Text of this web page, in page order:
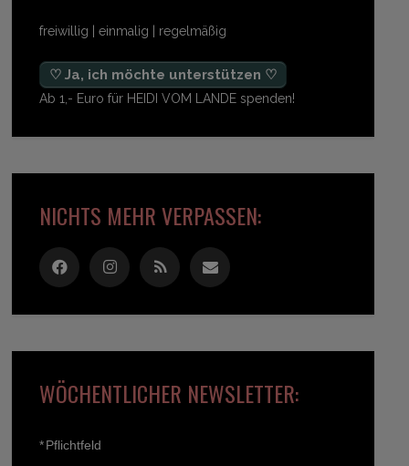
freiwillig | einmalig | regelmäßig
♡ Ja, ich möchte unterstützen ♡
Ab 1,- Euro für HEIDI VOM LANDE spenden!
NICHTS MEHR VERPASSEN:
WÖCHENTLICHER NEWSLETTER:
*Pflichtfeld